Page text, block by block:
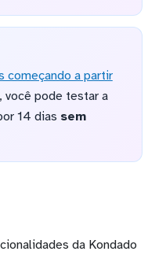
começando a partir
, você pode testar a
14 dias sem
da Kondado